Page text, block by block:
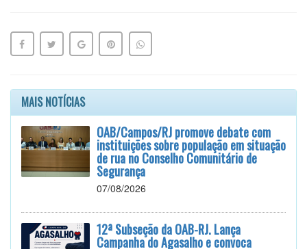
MAIS NOTÍCIAS
OAB/Campos/RJ promove debate com
instituições sobre população em situação
de rua no Conselho Comunitário de
Segurança
07/08/2026
12ª Subseção da OAB-RJ. Lança
Campanha do Agasalho e convoca